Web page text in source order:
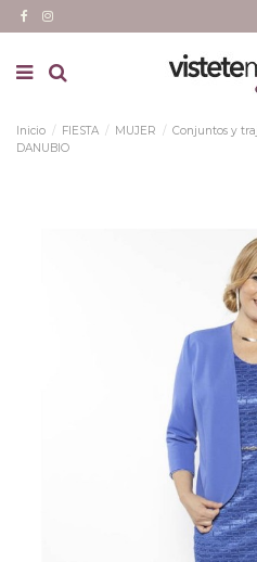
Inicio FIESTA MUJER Conjuntos y
DANUBIO